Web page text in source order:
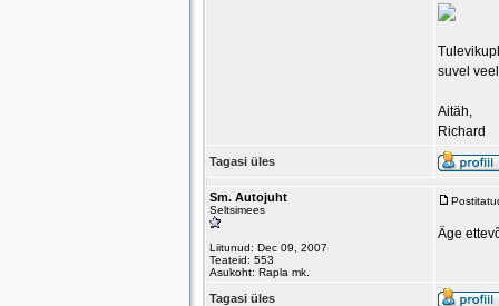
suvel
Aitäh,
Richard
Tagasi üles
Sm. Autojuht
Seltsimees
Liitunud: Dec 09, 2007
Teateid: 553
Asukoht: Rapla mk.
Äge
Tagasi üles